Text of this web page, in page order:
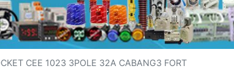
CEE 1023 3POLE 32A CABANG3 FORT